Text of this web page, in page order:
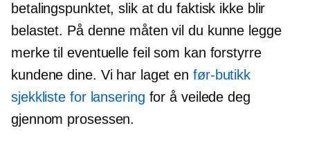
betalingspunktet, slik at du faktisk ikke blir
belastet. På denne måten vil du kunne legge
merke til eventuelle feil som kan forstyrre
kundene dine. Vi har laget en før-butikk
sjekkliste for lansering for å veilede deg
gjennom prosessen.